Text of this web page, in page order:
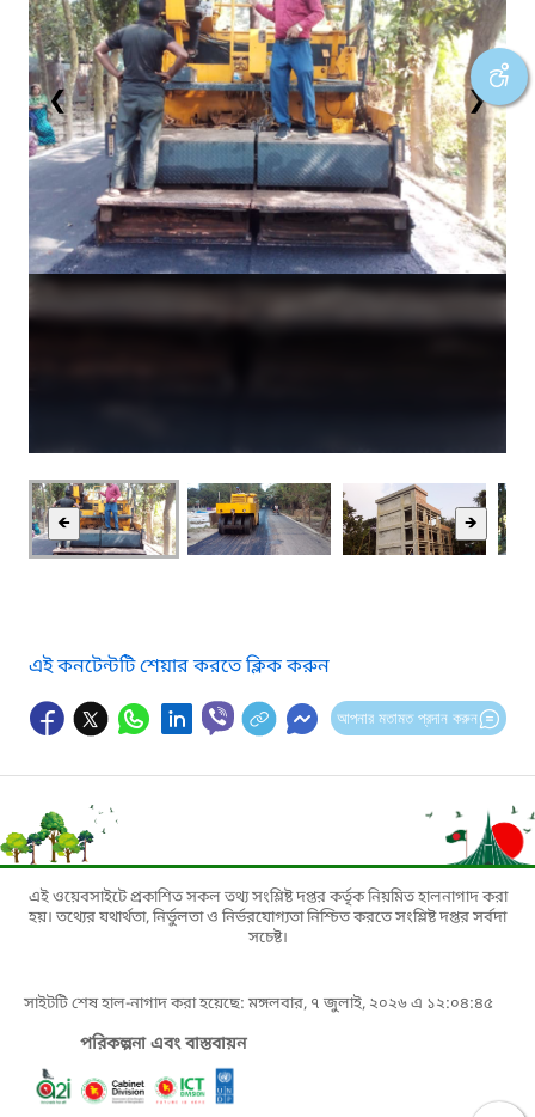
❮ ❯
🡸 🡺
এই কনটেন্টটি শেয়ার করতে ক্লিক করুন
আপনার মতামত প্রদান করুন
এই ওয়েবসাইটে প্রকাশিত সকল তথ্য সংশ্লিষ্ট দপ্তর কর্তৃক নিয়মিত হালনাগাদ করা
হয়। তথ্যের যথার্থতা, নির্ভুলতা ও নির্ভরযোগ্যতা নিশ্চিত করতে সংশ্লিষ্ট দপ্তর সর্বদা
সচেষ্ট।
সাইটটি শেষ হাল-নাগাদ করা হয়েছে: মঙ্গলবার, ৭ জুলাই, ২০২৬ এ ১২:০৪:৪৫
পরিকল্পনা এবং বাস্তবায়ন